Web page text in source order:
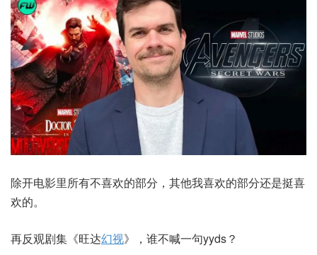
除开电影里所有不喜欢的部分，其他我喜欢的部分还是挺喜
欢的。
再反观剧集《旺达幻视》，谁不喊一句yyds？